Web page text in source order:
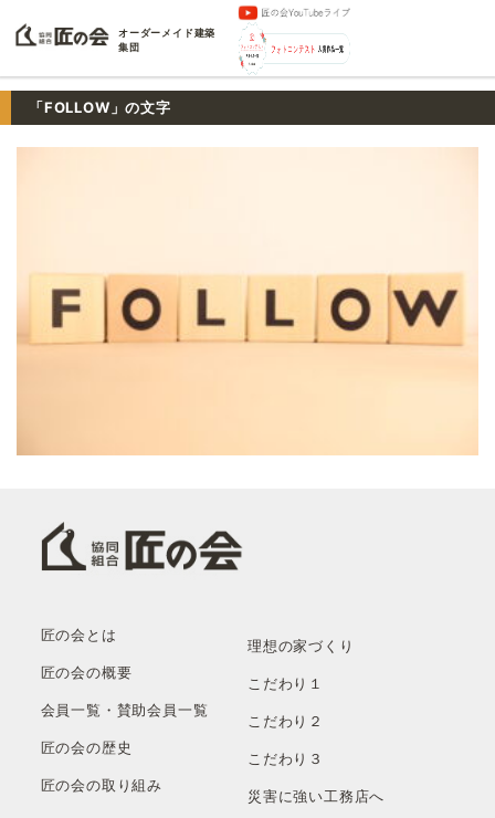
オーダーメイド建築
集団
「FOLLOW」の文字
匠の会とは
匠の会の概要
会員一覧・賛助会員一覧
匠の会の歴史
匠の会の取り組み
理想の家づくり
こだわり１
こだわり２
こだわり３
災害に強い工務店へ